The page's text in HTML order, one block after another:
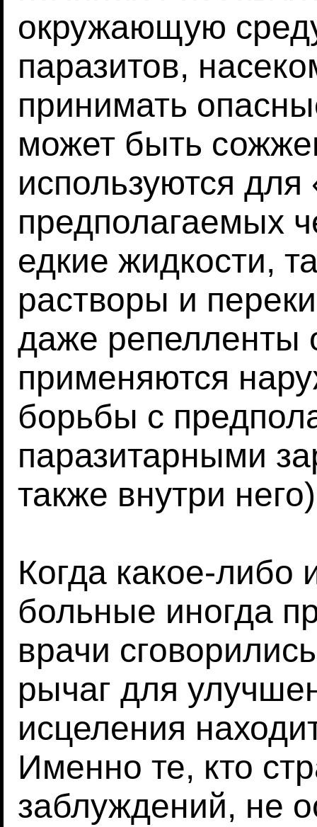
окружающую
паразитов,
принимать
может быть
используются
предполагаемых
едкие жидкости,
растворы и
даже репелленты
применяются
борьбы с
паразитарными
также внутри
Когда какое-либо
больные иногда
врачи
рычаг для
исцеления
Именно те, кто
заблуждений, не